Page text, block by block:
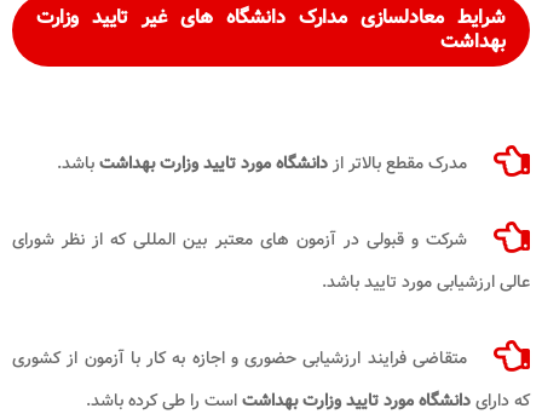
شرایط معادلسازی مدارک دانشگاه های غیر تایید وزارت
بهداشت
مدرک مقطع بالاتر ازدانشگاه مورد تایید وزارت بهداشتباشد.
شرکت و قبولی در آزمون های معتبر بین‌ المللی که از نظر شورای
عالی ارزشیابی مورد تایید باشد.
متقاضی فرایند ارزشیابی حضوری و اجازه به کار با آزمون از کشوری
که دارایدانشگاه مورد تایید وزارتبهداشتاست را طی کرده باشد.